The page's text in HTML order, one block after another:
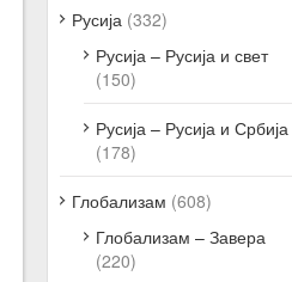
Русија (332)
Русија – Русија и свет
(150)
Русија – Русија и Србија
(178)
Глобализам (608)
Глобализам – Завера
(220)